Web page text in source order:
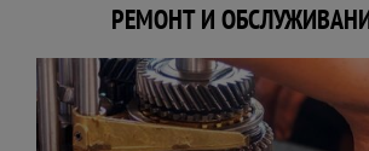
РЕМОНТ И